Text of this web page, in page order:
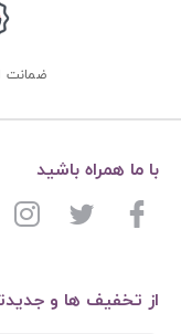
ضمانت
از تخفیف ها و
با ما همراه باشید